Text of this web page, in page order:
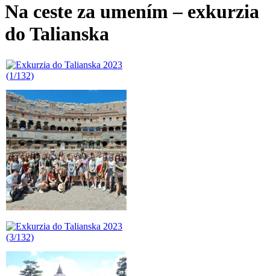
Na ceste za umením – exkurzia
do Talianska